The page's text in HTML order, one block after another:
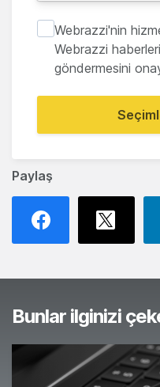
Paylaş
Webrazzi'nin
Webrazzi
göndermesini
Bunlar ilginizi